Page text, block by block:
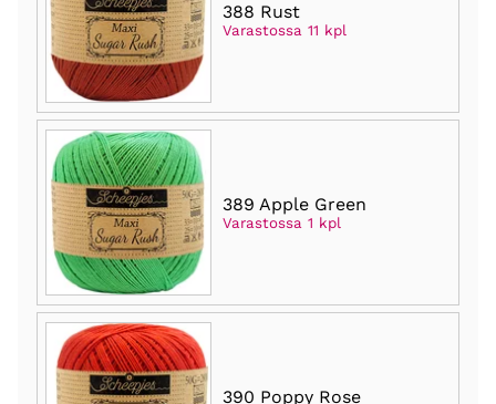
388 Rust
Varastossa 11 kpl
389 Apple Green
Varastossa 1 kpl
390 Poppy Rose